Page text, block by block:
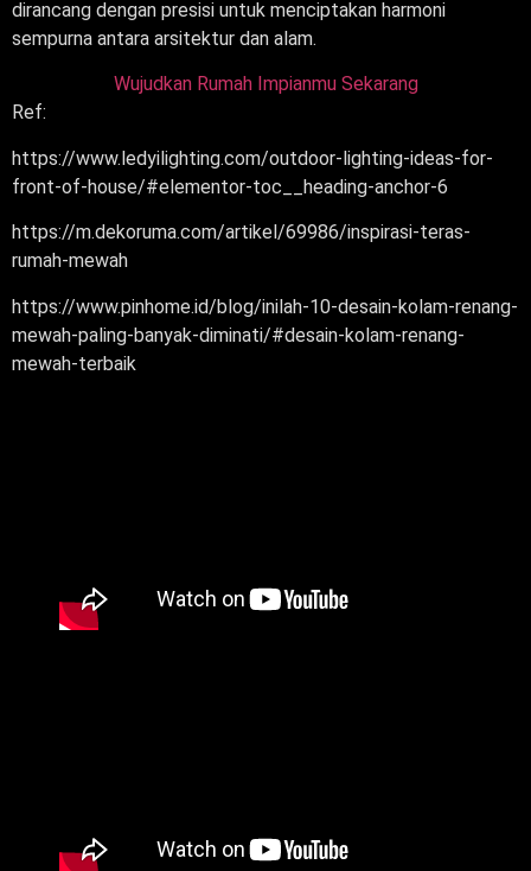
dirancang dengan presisi untuk menciptakan harmoni
sempurna antara arsitektur dan alam.
Wujudkan Rumah Impianmu Sekarang
Ref:
https://www.ledyilighting.com/outdoor-lighting-ideas-for-
front-of-house/#elementor-toc__heading-anchor-6
https://m.dekoruma.com/artikel/69986/inspirasi-teras-
rumah-mewah
https://www.pinhome.id/blog/inilah-10-desain-kolam-renang-
mewah-paling-banyak-diminati/#desain-kolam-renang-
mewah-terbaik